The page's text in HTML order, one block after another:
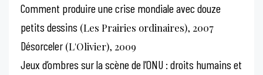
Comment produire une crise mondiale avec douze
petits dessins (Les Prairies ordinaires), 2007
Désorceler (L'Olivier), 2009
Jeux d’ombres sur la scène de l’ONU : droits humains et